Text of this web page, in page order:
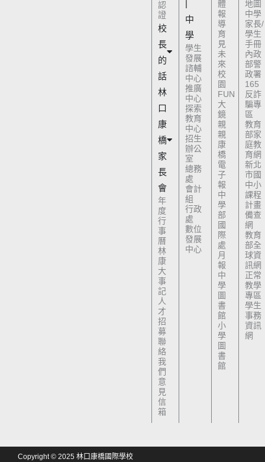
認
證
校
長
的
話
林
口
康
橋
家
長
會
年
度
行
事
曆
林
康
大
事
記
人
才
招
募
聯
絡
我
們
意
見
信
箱
|
中
學
學生
發展
諮輔
中心
推廣
中心
探索
教育
中心
招生
辦公
室
總務
處
會計
組
行政
處
數位
發展
中心
體
報
導
育
見
未
來
校
園
FUN
大
鏡
親
親
康
橋
電
子
報
中
學
部
國
際
處
月
報
中
學
圖
書
館
小
學
圖
書
館
地圖
中學
家長/
學生
手冊
內政
部警
政署
165
反詐
騙專
區
教育
部家
庭教
育網
新北
市國
中小
課程
計畫
備查
網
教育
部全
球資
訊網
正常
教學
專區
學生
事務
資訊
網
Copyright © 2025 林口康橋國際學校